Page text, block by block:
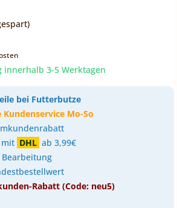
innerhalb 3-5 Werktagen
bei Futterbutze
Kundenservice Mo-So
DHL ab 3,99€
Rabatt (Code: neu5)